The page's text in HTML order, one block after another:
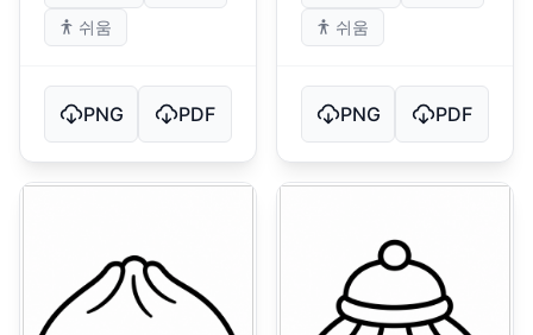
쉬움
PNG PDF
쉬움
PNG PDF